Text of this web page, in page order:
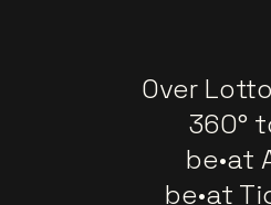
Over
360°
be•at
be•at